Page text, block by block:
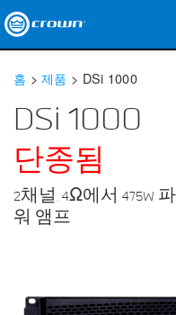
응용 분야
네트워크 오디오
구매처
사례 연구
교육
홈 >제품 > DSi 1000
DSi 1000
단종됨
2채널, 4Ω에서 475W 파
워 앰프